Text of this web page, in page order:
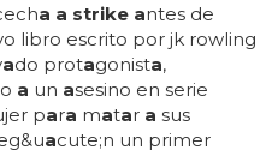
a a strike antes de
libro escrito por jk rowling
ado protagonista,
a un asesino en serie
para matar a sus
acute;n un primer